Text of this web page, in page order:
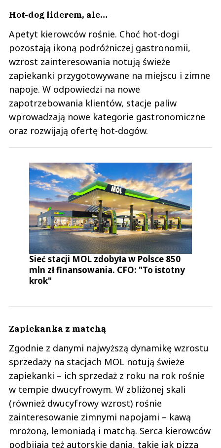
Hot-dog liderem, ale…
Apetyt kierowców rośnie. Choć hot-dogi
pozostają ikoną podróżniczej gastronomii,
wzrost zainteresowania notują świeże
zapiekanki przygotowywane na miejscu i zimne
napoje. W odpowiedzi na nowe
zapotrzebowania klientów, stacje paliw
wprowadzają nowe kategorie gastronomiczne
oraz rozwijają ofertę hot-dogów.
Sieć stacji MOL zdobyła w Polsce 850
mln zł finansowania. CFO: "To istotny
krok"
Zapiekanka z matchą
Zgodnie z danymi najwyższą dynamikę wzrostu
sprzedaży na stacjach MOL notują świeże
zapiekanki – ich sprzedaż z roku na rok rośnie
w tempie dwucyfrowym. W zbliżonej skali
(również dwucyfrowy wzrost) rośnie
zainteresowanie zimnymi napojami – kawą
mrożoną, lemoniadą i matchą. Serca kierowców
podbijają też autorskie dania, takie jak pizza